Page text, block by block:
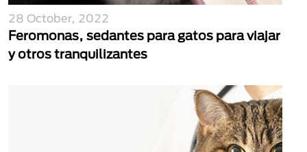
28 October, 2022
Feromonas, sedantes para gatos para viajar
y otros tranquilizantes